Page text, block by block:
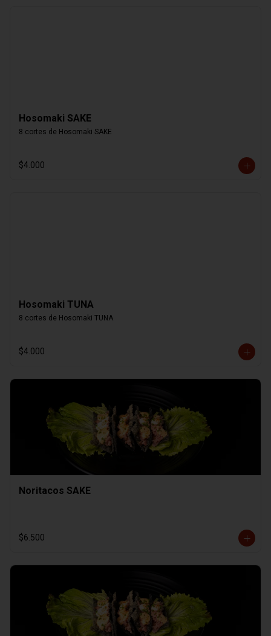
Hosomaki SAKE
8 cortes de Hosomaki SAKE
$4.000
Hosomaki TUNA
8 cortes de Hosomaki TUNA
$4.000
Noritacos SAKE
$6.500